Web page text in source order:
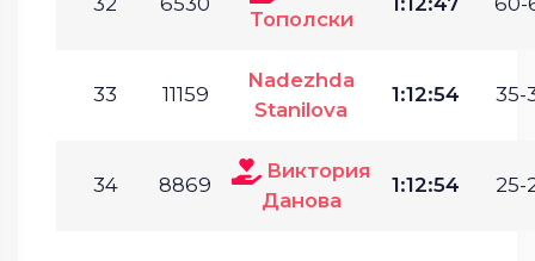
Тополски
33 11159
Nadezhda
Stanilova
1:12:54 35-
34 8869
Виктория
Данова
1:12:54 25-